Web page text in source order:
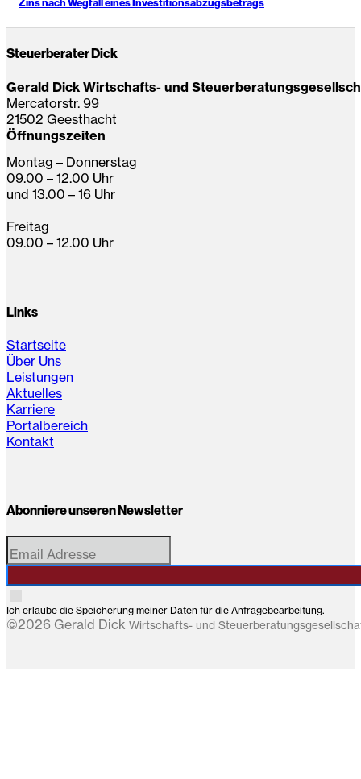
Steuerberater Dick
Gerald Dick Wirtschafts- und
Mercatorstr. 99
21502 Geesthacht
Öffnungszeiten
Montag – Donnerstag
09.00 – 12.00 Uhr
und 13.00 – 16 Uhr
Freitag
09.00 – 12.00 Uhr
Links
Startseite
Über Uns
Leistungen
Aktuelles
Karriere
Portalbereich
Kontakt
Abonniere unseren Newsletter
Ich erlaube die Speicherung meiner Daten für die Anfragebearbeitung.
©2026 Gerald Dick Wirtschafts- und